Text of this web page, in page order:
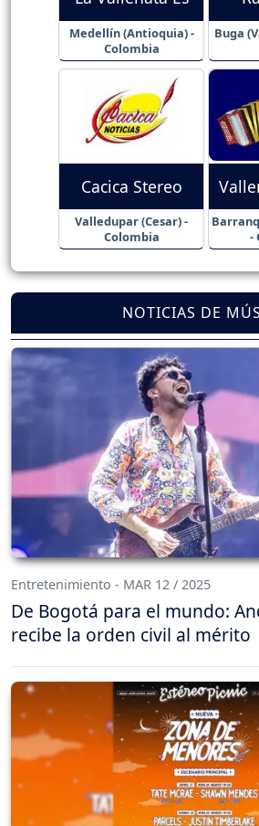
Medellín (Antioquia) -
Colombia
Buga
Cacica Stereo
Valledupar (Cesar) -
Colombia
-
NOTICIAS DE
Entretenimiento - MAR 12 / 2025
De Bogotá para el mundo:
recibe la orden civil al mérito